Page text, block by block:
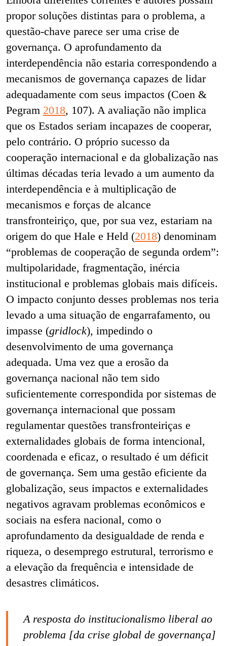
propor soluções distintas para o problema, a
questão-chave parece ser uma crise de
governança. O aprofundamento da
interdependência não estaria correspondendo a
mecanismos de governança capazes de lidar
adequadamente com seus impactos (Coen &
Pegram 2018, 107). A avaliação não implica
que os Estados seriam incapazes de cooperar,
pelo contrário. O próprio sucesso da
cooperação internacional e da globalização nas
últimas décadas teria levado a um aumento da
interdependência e à multiplicação de
mecanismos e forças de alcance
transfronteiriço, que, por sua vez, estariam na
origem do que Hale e Held (2018) denominam
“problemas de cooperação de segunda ordem”:
multipolaridade, fragmentação, inércia
institucional e problemas globais mais difíceis.
O impacto conjunto desses problemas nos teria
levado a uma situação de engarrafamento, ou
impasse (gridlock), impedindo o
desenvolvimento de uma governança
adequada. Uma vez que a erosão da
governança nacional não tem sido
suficientemente correspondida por sistemas de
governança internacional que possam
regulamentar questões transfronteiriças e
externalidades globais de forma intencional,
coordenada e eficaz, o resultado é um déficit
de governança. Sem uma gestão eficiente da
globalização, seus impactos e externalidades
negativos agravam problemas econômicos e
sociais na esfera nacional, como o
aprofundamento da desigualdade de renda e
riqueza, o desemprego estrutural, terrorismo e
a elevação da frequência e intensidade de
desastres climáticos.
A resposta do institucionalismo liberal ao
problema [da crise global de governança]